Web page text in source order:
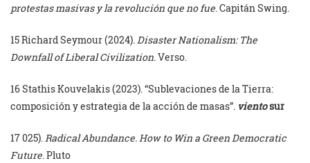
protestas masivas y la revolución que no fue. Capitán Swing.
15 Richard Seymour (2024).Disaster Nationalism: The
Downfall of Liberal Civilization. Verso.
16 Stathis Kouvelakis (2023). “Sublevaciones de la Tierra:
composición y estrategia de la acción de masas”. vientosur
17 025).Radical Abundance. How to Win a Green Democratic
Future. Pluto